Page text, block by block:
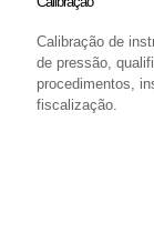
Calibração de
de pressão,
procedimentos,
fiscalização.